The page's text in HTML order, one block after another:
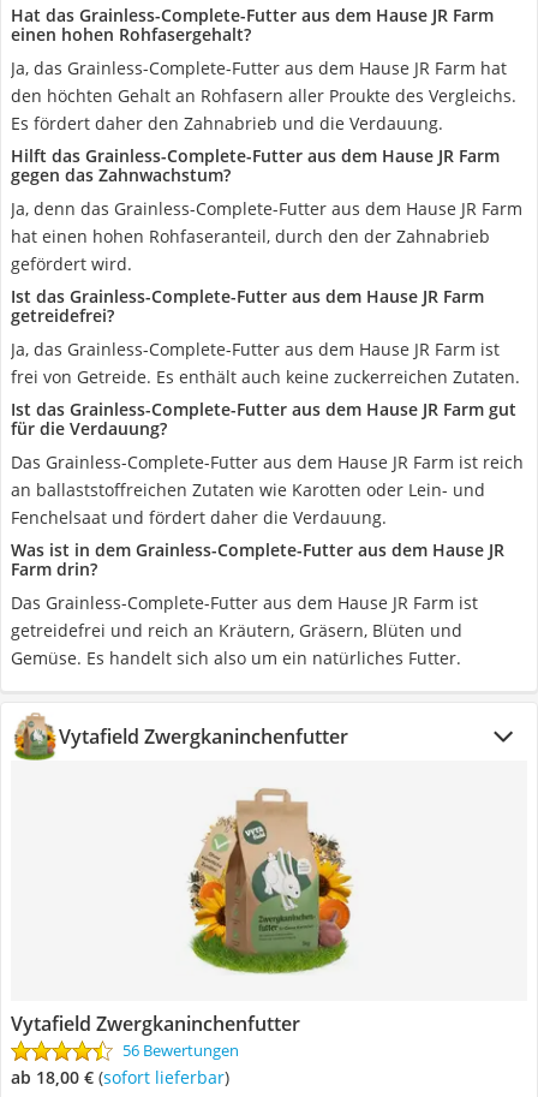
Hat das Grainless-Complete-Futter aus dem Hause JR Farm
einen hohen Rohfasergehalt?
Ja, das Grainless-Complete-Futter aus dem Hause JR Farm hat
den höchten Gehalt an Rohfasern aller Proukte des Vergleichs.
Es fördert daher den Zahnabrieb und die Verdauung.
Hilft das Grainless-Complete-Futter aus dem Hause JR Farm
gegen das Zahnwachstum?
Ja, denn das Grainless-Complete-Futter aus dem Hause JR Farm
hat einen hohen Rohfaseranteil, durch den der Zahnabrieb
gefördert wird.
Ist das Grainless-Complete-Futter aus dem Hause JR Farm
getreidefrei?
Ja, das Grainless-Complete-Futter aus dem Hause JR Farm ist
frei von Getreide. Es enthält auch keine zuckerreichen Zutaten.
Ist das Grainless-Complete-Futter aus dem Hause JR Farm gut
für die Verdauung?
Das Grainless-Complete-Futter aus dem Hause JR Farm ist reich
an ballaststoffreichen Zutaten wie Karotten oder Lein- und
Fenchelsaat und fördert daher die Verdauung.
Was ist in dem Grainless-Complete-Futter aus dem Hause JR
Farm drin?
Das Grainless-Complete-Futter aus dem Hause JR Farm ist
getreidefrei und reich an Kräutern, Gräsern, Blüten und
Gemüse. Es handelt sich also um ein natürliches Futter.
Vytafield Zwergkaninchenfutter
Vytafield Zwergkaninchenfutter
56 Bewertungen
ab 18,00 € ( Sofort lieferbar)